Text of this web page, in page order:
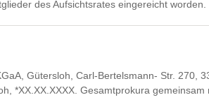
des Aufsichtsrates eingereicht worden.
Gütersloh, Carl-Bertelsmann- Str. 270,
*XX.XX.XXXX. Gesamtprokura gemeinsam